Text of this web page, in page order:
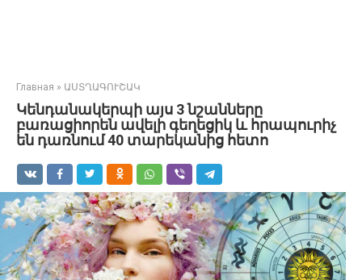
Главная » ԱՍՏՂԱԳՈՒՇԱԿ
Կենդանակերպի այս 3 նշանները
բառացիորեն ավելի գեղեցիկ և հրապուրիչ
են դառնում 40 տարեկանից հետո